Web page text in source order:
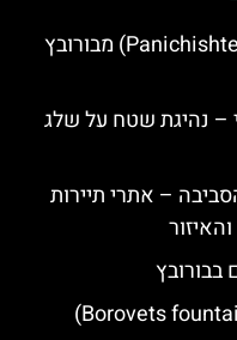
טיול לאתר הנופש פניצ'ישטה (Panichishte) מבורובץ
– נהיגת שטח על שלג
– אתרי תיירות
בבורובץ